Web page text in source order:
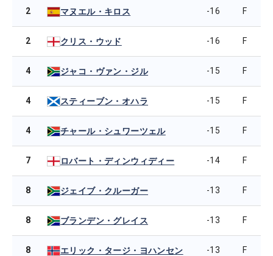
2 マヌエル・キロス -16 F
2 クリス・ウッド -16 F
4 ジャコ・ヴァン・ジル -15 F
4 スティーブン・オハラ -15 F
4 チャール・シュワーツェル -15 F
7 ロバート・ディンウィディー -14 F
8 ジェイブ・クルーガー -13 F
8 ブランデン・グレイス -13 F
8 エリック・タージ・ヨハンセン -13 F